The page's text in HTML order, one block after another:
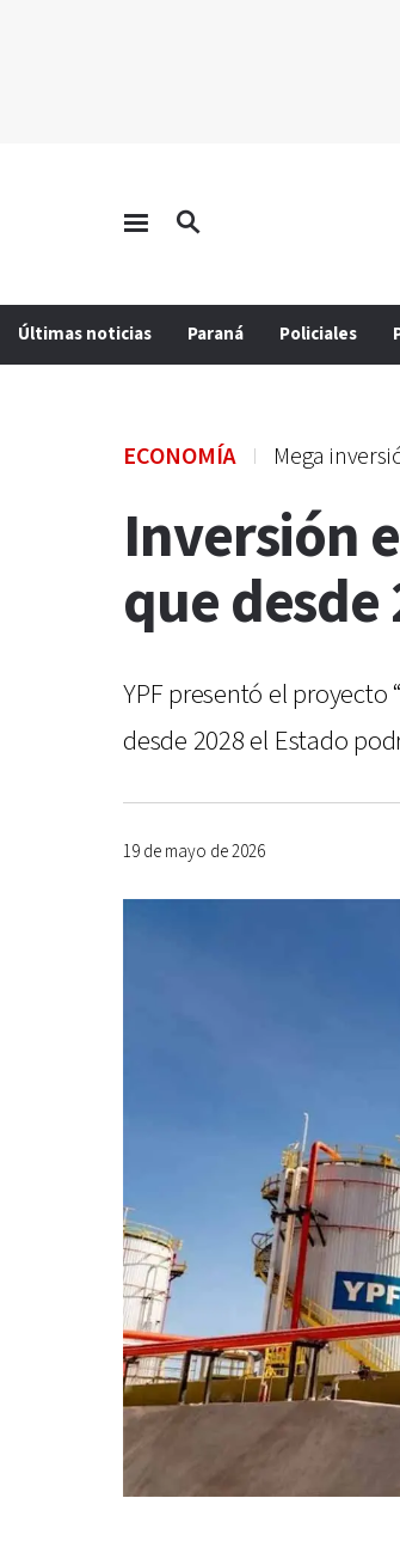
Últimas noticias Paraná Policiales
ECONOMÍA Mega
Inversión
que
YPF presentó el
desde 2028 el Estado
19 de mayo de 2026